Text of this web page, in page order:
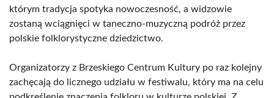
którym tradycja spotyka nowoczesność, a widzowie
zostaną wciągnięci w taneczno-muzyczną podróż przez
polskie folklorystyczne dziedzictwo.
Organizatorzy z Brzeskiego Centrum Kultury po raz kolejny
zachęcają do licznego udziału w festiwalu, który ma na celu